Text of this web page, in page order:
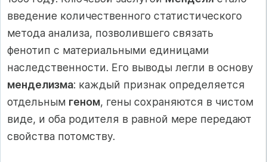
введение количественного статистического
метода анализа, позволившего связать
фенотип с материальными единицами
наследственности. Его выводы легли в основу
менделизма: каждый признак определяется
отдельным геном, гены сохраняются в чистом
виде, и оба родителя в равной мере передают
свойства потомству.